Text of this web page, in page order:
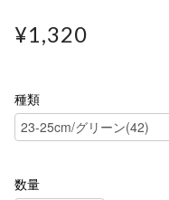
¥1,320
種類
数量